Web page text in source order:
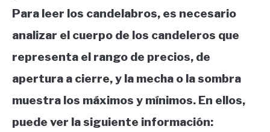
Para leer los candelabros, es necesario
analizar el cuerpo de los candeleros que
representa el rango de precios, de
apertura a cierre, y la mecha o la sombra
muestra los máximos y mínimos. En ellos,
puede ver la siguiente información: